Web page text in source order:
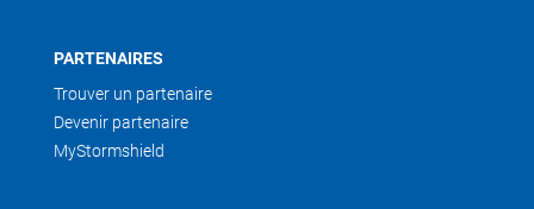
PARTENAIRES
Trouver un partenaire
Devenir partenaire
MyStormshield